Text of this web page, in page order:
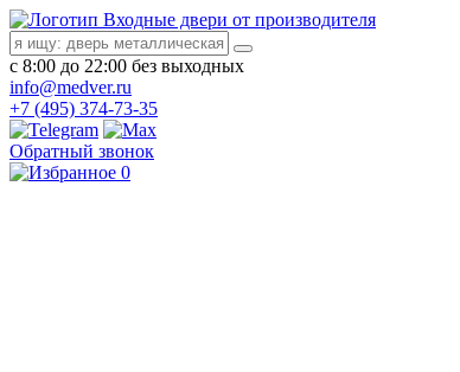
Входные двери от производителя
с 8:00 до 22:00 без выходных
info@medver.ru
+7 (495) 374-73-35
Обратный звонок
0